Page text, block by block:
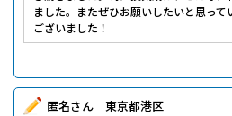
ました。またぜひお願いしたいと思って
ございました！
匿名さん 東京都港区